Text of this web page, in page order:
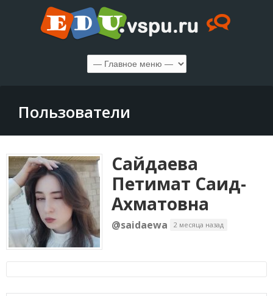
Пользователи
Сайдаева
Петимат Саид-
Ахматовна
@saidaewa 2 месяца назад